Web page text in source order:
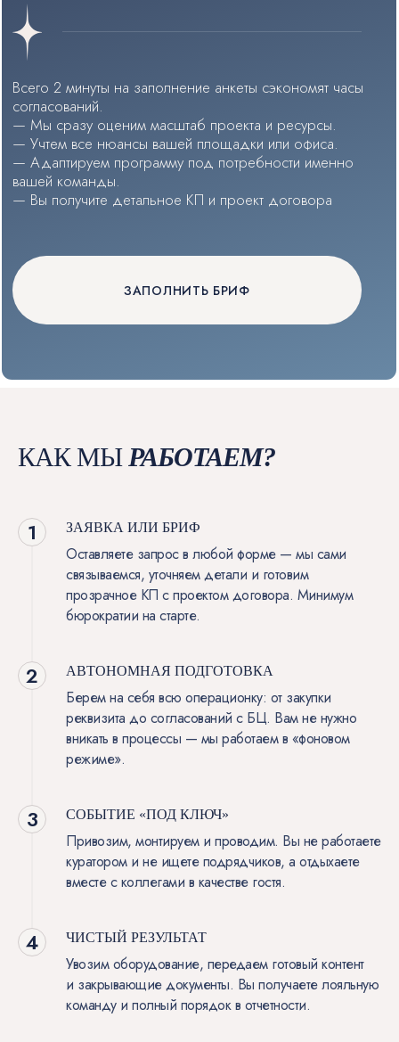
КАК МЫРАБОТАЕМ?
ЗАЯВКА ИЛИ БРИФ
Оставляете запрос в любой форме — мы сами
связываемся, уточняем детали и готовим
прозрачное КП с проектом договора. Минимум
бюрократии на старте.
АВТОНОМНАЯ ПОДГОТОВКА
Берем на себя всю операционку: от закупки
реквизита до согласований с БЦ. Вам не нужно
вникать в процессы — мы работаем в «фоновом
режиме».
СОБЫТИЕ «ПОД КЛЮЧ»
Привозим, монтируем и проводим. Вы не работаете
куратором и не ищете подрядчиков, а отдыхаете
вместе с коллегами в качестве гостя.
ЧИСТЫЙ РЕЗУЛЬТАТ
Увозим оборудование, передаем готовый контент
и закрывающие документы. Вы получаете лояльную
команду и полный порядок в отчетности.